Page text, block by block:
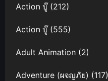
Action บู๊(212)
Action บู๊(555)
Adult Animation (2)
Adventure (ผจญภัย) (117)